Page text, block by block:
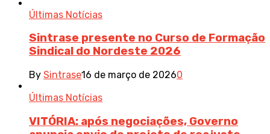
Últimas Notícias
Sintrase presente no Curso de Formação
Sindical do Nordeste 2026
By Sintrase16 de março de 20260
Últimas Notícias
VITÓRIA: após negociações, Governo